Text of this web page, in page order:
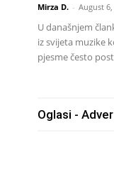
Mirza D. - August 6,
U današnjem
iz svijeta muzike
pjesme često
Oglasi -